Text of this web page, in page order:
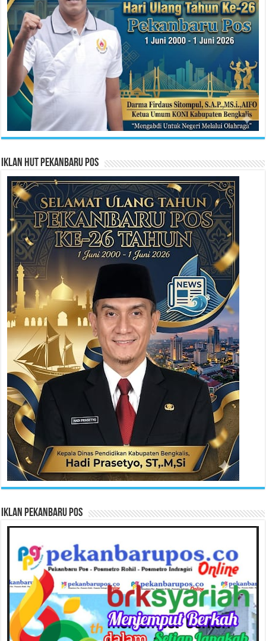
Iklan HUT Pekanbaru Pos
Iklan Pekanbaru Pos